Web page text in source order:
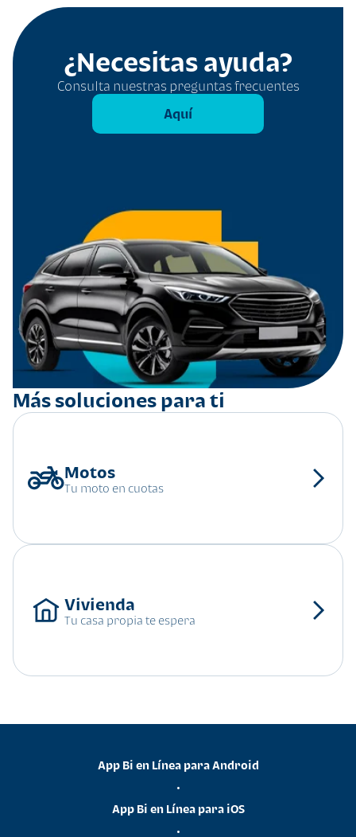
¿Necesitas ayuda?
Consulta nuestras preguntas frecuentes
Aquí
Más soluciones para ti
Tu moto en cuotas
Tu casa propia te espera
App Bi en Línea para Android
•
App Bi en Línea para iOS
•